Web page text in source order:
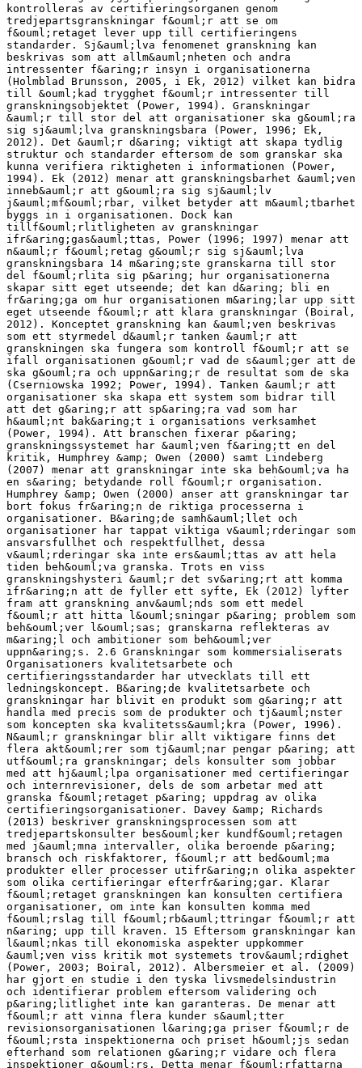
yska livsmedelsindustrin och identifierar problem eftersom validering och p&aring;litlighet inte kan garanteras. De menar att f&ouml;r att vinna flera kunder s&auml;tter revisionsorganisationen l&aring;ga priser f&ouml;r de f&ouml;rsta inspektionerna och priset h&ouml;js sedan efterhand som relationen g&aring;r vidare och flera inspektioner g&ouml;rs. Detta menar f&ouml;rfattarna kan leda till en beroendest&auml;llning f&ouml;r revisorerna och att de k&auml;nner sig tvungna att sl&auml;ppa igenom leverant&ouml;rer som egentligen inte lever upp till standarden f&ouml;r att inte f&ouml;rlora kunder. &Auml;ven Pierce &amp; Sweeney (2004) kritiserar systemet, de menar att det finns en intressekonflikt mellan kvalit&eacute; och kostnader hos de konsultf&ouml;retagen som utf&ouml;r granskningarna; kvalit&eacute;n granskarna ska h&aring;lla styrs egentligen av olika tillsynsmyndigheter medan kostnaderna f&ouml;r uppdragen best&auml;ms av int&auml;kter fr&aring;n uppdragsgivarna, vilket i sin tur best&auml;ms p&aring; den fria marknaden (Macintosh, 1985 i Pierce &amp; Sweeney, 2004). Konsulternas beroende av klienter och jakt p&aring; effektivitet kan i sin tur leda till s&auml;mre kvalit&eacute;t p&aring; granskningarna (Albersmeier et al., 2009; Otley &amp; Pierce, 1996; Pierce &amp; Sweeney, 2004). &Auml;ven om det f&ouml;rekommer viss kritik mot granskningar kan det &auml;nd&aring; ge tyngd till ett f&ouml;retags kvalitetsarbete n&auml;r man f&aring;r m&aring;l och ambitioner att uppn&aring;. Power (1996) menar att certifieringar till viss del &auml;r en st&auml;mpel p&aring; kvalitetsarbetet och att de externa granskningarna kr&auml;vs f&ouml;r att skapa trov&auml;rdighet, utan granskning och eventuella certifieringar blir kvalitetsarbetet ett tomt begrepp. De externa granskningarna har d&aring; kraft att legitimera organisationer, eller delar av, som blir granskade (Free, Salterio &amp; Shearer, 2009). Boiral (2012) menar att granskningarna blir vad organisationerna vill att det ska vara. Egentligen handlar det om att organisationen ska g&ouml;ra en f&ouml;ruts&auml;gbar tenta d&auml;r det &auml;r vanligt att g&ouml;ra f&ouml;rberedelserna i sista minuten f&ouml;r att precis klara provet. Fast Boiral (2012) lyfter &auml;ven fram flera positiva delar av granskning, de kan bli en drivkraft f&ouml;r att ledningen ska fokusera tid och resurser p&aring; kvalitetsarbete. 2.7 Certifiering som kunskapsspridare Att organisationers rutiner h&aring;ller en viss standard &auml;r centralt f&ouml;r att kunna s&auml;kra livsmedel, vid granskningar av certifieringsorganen &auml;r det ofta de interna processerna som bed&ouml;ms. Certifieringar kan underl&auml;tta f&ouml;r s&auml;kra livsmedel genom att samla och sprida kunskap inom och mellan organisationer (Jenkins et al 2002, i Fransen &amp; Kolk, 16 2007; Hatanaka, Bain &amp; Busch, 2005). Just standarder och rutiner, som certifieringar bidrar till, p&aring;verkar organisationer genom att f&ouml;r&auml;ndra hur m&auml;nniskor, maskiner och processer arbetar och &auml;r utformade (Busch, 2000). Den kunskap som certifieringar bidrar med kan spela en betydande roll b&aring;de inom organisationer och mellan akt&ouml;rer i v&auml;rdekedjan f&ouml;r att s&auml;kra livsmedel. Begreppet kunskap kan delas in i tv&aring; typer; tyst kunskap (tacit knowledge) samt som kodifierad kunskap (explicit knowledge)(Collins, 1993; Nonaka, 1994; Blackler, 1995; Alvesson, 2001). Den tysta kunskapen finns hos m&auml;nniskor genom bland annat erfarenhet och fingerf&auml;rdighet. Medan den kodifierade kunskapen &auml;r nedskriven i form av dokument, rutiner och regler (Blackler, 1995). Certifieringar kan framst&aring; som kodifierad kunskap genom att certifieringar &auml;r standarder uppskrivet i olika dokument, som senare kan bli tyst kunskap n&auml;r m&auml;nniskor i organisationer tar &aring;t sig den kodifierade kunskapen. Dock menar Guzman &amp; Trivelato (2008), som har gjort en studie om ISO-&shy;‐standarder, att den tysta kunskapen &auml;r nog s&aring; viktig f&ouml;r att kunna hantera den kodifierade kunskapen. F&ouml;r att uppn&aring; certifieringars m&aring;l med att s&auml;kra livsmedel blir det centralt att sprida kunskap inom organisationen f&ouml;r att bidra till l&auml;rande. Nonaka (1994) menar att organisatoriskt l&auml;rande skapas genom att kunskap hela tiden f&ouml;rvandlas mellan tyst-&shy;‐ och kodifierad kunskap. Det finns fyra s&auml;tt det kan omvandlas p&aring;: (1) Socialisering vilket inneb&auml;r att tyst kunskap &ouml;verf&ouml;rs till tyst kunskap, oftast genom social interaktion mellan m&auml;nniskor via diskussioner eller att Figur 2. En f&ouml;renklad modell av Nonakas (1994) teori att organisatoriskt l&auml;rande &auml;r en dynamisk process. en person visar en annan hur en uppgift kan utf&ouml;ras. (2) Externalisering &auml;r n&auml;r den tysta kunskapen blir kodifierad, det g&ouml;rs genom att man skriver ner rutiner i olika manualer. (3) Kombination &auml;r n&auml;r omvandlingen av kunskap sker fr&aring;n kodifierad till kodifierad, det kan exempelvis vara tv&aring; datasystem som kommunicerar eller att man &ouml;verf&ouml;r information fr&aring;n en manual till en annan manual. (4) Internalisering inneb&auml;r att kodifierad kunskap blir tyst kunskap, det g&ouml;rs bland annat genom att personer l&auml;ser och tar &aring;t sig information fr&aring;n manualer och databaser. Det g&aring;r att sprida kunskap via en av 17 dessa f&ouml;rvandlingss&auml;tt men Nonaka (1994) argumenterar f&ouml;r att det f&ouml;rst blir organisatoriskt l&auml;rande n&auml;r de fyra stegen st&auml;ndigt integrerar. Exempelvis att kunskap skapas genom socialisering mellan personer som kodifieras och blir rutiner, rutinerna sprids inom och mellan organisationer d&auml;r de sedan g&aring;r fr&aring;n rutiner ut till m&auml;nniskor i organisationen igen. Detta sker genom att m&auml;nniskor tar &aring;t sig kunskap fr&aring;n manualer och rutiner som exempelvis certifieringar har skapat. 2.8 Betydelsen av teorin Genom litteraturstudien har vi identifierat fyra perspektiv som belyser komplexiteten i begreppet certifieringar. Vi har kommit fram till f&ouml;ljande teser och funderingar som vi kommer att bygga vidare p&aring; n&auml;r vi g&aring;r vidare med arbetet. • Certifieringar v&auml;xer fram som ett styrsystem d&auml;r livsmedelsf&ouml;retag anv&auml;nder det i sina Food Safety Management System f&ouml;r att n&aring; upp till krav fr&aring;n olika intressentgrupper. • Certifieringens roll fungerar &auml;ven som ett marknadsf&ouml;ringsv&auml;rde som ger trov&auml;rdighet f&ouml;r kunderna. Detta g&ouml;r att det ursprungliga syftet, s&auml;ker mat, tonas ner n&auml;r fokus flyttas till att n&aring; marknadsf&ouml;ringsf&ouml;rdelar. • Certifieringar &auml;r ett styrsystem som bygger p&aring; granskning via externa parter. Det g&ouml;r att livsmedelsproducenter till viss del kan skjuta fr&aring;n sig ansvar och kontroll. G&ouml;r det d&aring; att livsmedelsproducenter minskar f&ouml;rm&aring;gan att garantera s&auml;kra livsmedel? • Interna processer, strukturer och rutiner, har betydelse f&ouml;r hur f&ouml;retaget kan s&auml;kra sina livsmedel. Vilken roll kan certifieringen ha f&ouml;r att sprida kunskap i de interna processerna? 3. Metod Tanken med arbetet &auml;r att genererar kunskap om certifieringar, eftersom vi ser kunskap som ett subjektivt fenomen utg&aring;r vi fr&aring;n att ta in olika perspektiv f&ouml;r att leta efter gemensam f&ouml;rst&aring;else, eller mots&auml;ttningar, om begreppet. I den processen anv&auml;nds dels teori men &auml;ven egen forskning. Vi har intervjuat akt&ouml;rer inom branschen i nordv&auml;stra Sk&aring;ne; respondenter med olika ansvarsuppgifter p&aring; olika f&ouml;retag. Genom semistrukturerade intervjuer styrs respondenterna mot olika givna &auml;mnen, men samtidigt ges de en &ouml;ppenhet f&ouml;r att f&ouml;rmedla sin f&ouml;rst&aring;else om begreppet. Vi v&auml;ljer &auml;ven att unders&ouml;ka vad certifieringarna st&aring;r f&ouml;r, det g&ouml;rs genom en dokumentstudie av deras 18 hemsidor. Sist i metodavsnittet redog&ouml;rs hur analysen gick till v&auml;ga, det handlar i stora drag om att kategorisera empirimaterialet och senare v&auml;ga det och teorimaterialet mot varandra f&ouml;r att skapa f&ouml;rst&aring;elser om begreppet. 3.1 Flera f&ouml;rst&aring;elser om den r&auml;tta sanningen M&auml;nniskors v&auml;rldsbild, vilken f&ouml;rst&aring;else man har f&ouml;r vissa begrepp, kan skilja sig avsev&auml;rt. Alvesson &amp; K&auml;rreman (2011) menar att f&ouml;rst&aring;else &auml;r en social konstruktion som kommer av att m&auml;nniskor tolkar ord och koncept olika i ett socialt samspel. F&ouml;rst&aring;else h&auml;nger t&auml;tt ihop med kunskap (Jacobsen, 2002); men vilken f&ouml;rst&aring;else av ett visst begrepp kan egentligen betraktas som r&auml;tt kunskap? Det finns olika ansatser i fr&aring;gan (Deetz, 1996), vi tror p&aring; den intersubjektiva ansatsen d&auml;r kunskap &auml;r subjektivt fast n&auml;r flera m&auml;nniskor har samma f&ouml;rst&aring;else av en sak &ouml;kar sannolikheten f&ouml;r att de gemensamma f&ouml;rst&aring;elserna kan framst&aring; som den mest passande (Jacobsen, 2002). Vi inser att det finns olika f&ouml;rst&aring;elser av ett begrepp men ofta finns det &auml;ven liknande uppfattningar. Det &auml;r dessa enigheter, och olikheter, vi vill uppm&auml;rksamma n&auml;r vi utvecklar f&ouml;rst&aring;elsen kring certifieringar f&ouml;r livsmedelsbranschen. V&aring;r ambition &auml;r att generera kunskap genom att utveckla f&ouml;rst&aring;else kring ett begrepp; det &auml;r relevant eftersom inneb&ouml;rden av begrepp, s&aring; som certifieringar, &auml;r viktiga verktyg f&ouml;r att g&ouml;ra sig f&ouml;rst&aring;dd i sociala sammanhang (Llewelyn, 2003). N&auml;r vi utvecklar kunskap om ett begrepp blir det &auml;ven en fr&aring;ga om att ta in olika personers f&ouml;rst&aring;elser. Vi f&ouml;rs